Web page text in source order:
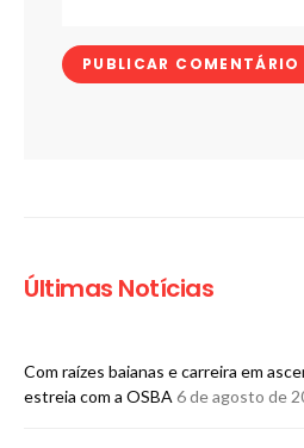
Últimas Notícias
Com raízes baianas e carreira em
estreia com a OSBA 6 de agosto de